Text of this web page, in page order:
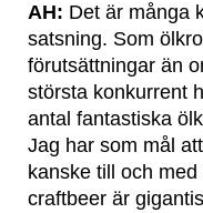
AH: Det är många
satsning. Som
förutsättningar än
största konkurrent
antal fantastiska
Jag har som mål
kanske till och
craftbeer är